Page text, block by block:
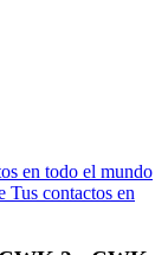
en todo el mundo
Tus contactos en